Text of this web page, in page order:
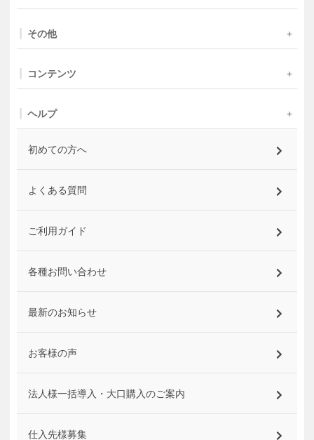
その他
コンテンツ
ヘルプ
初めての方へ
よくある質問
ご利用ガイド
各種お問い合わせ
最新のお知らせ
お客様の声
法人様一括導入・大口購入のご案内
仕入先様募集